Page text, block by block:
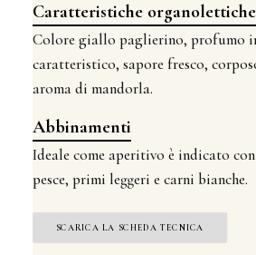
Caratteristiche organolettiche
Colore giallo paglierino, profumo
caratteristico, sapore fresco,
aroma di mandorla.
Abbinamenti
Ideale come aperitivo è indicato
pesce, primi leggeri e carni bianche.
SCARICA LA SCHEDA TECNICA